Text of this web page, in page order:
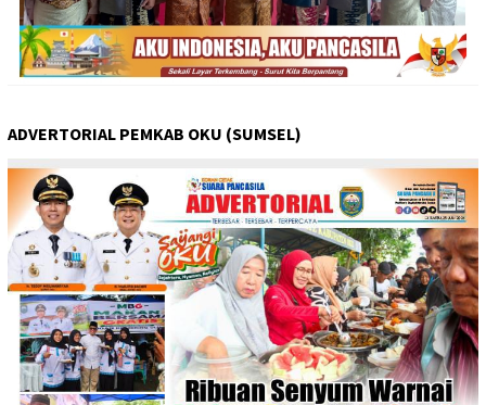
ADVERTORIAL PEMKAB OKU (SUMSEL)